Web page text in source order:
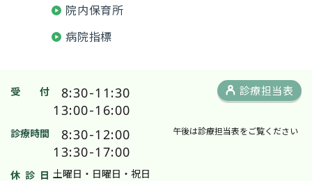
院内保育所
病院指標
受 付
8:30-11:30
13:00-16:00
診療時間
8:30-12:00
13:30-17:00
午後は診療担当表をご覧ください
休 診 日 土曜日・日曜日・祝日
診療担当表